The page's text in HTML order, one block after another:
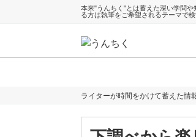
本来"うんちく"とは蓄えた深い学問
る方は執筆をご希望されるテーマで
ライターが時間をかけて蓄えた情